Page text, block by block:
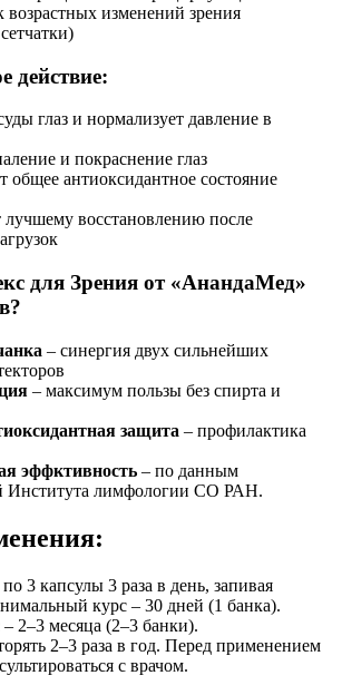
изменений зрения
действие:
глаз и нормализует давление в
и покраснение глаз
общее антиоксидантное состояние
лучшему восстановлению после
для Зрения от «АнандаМед»
– синергия двух сильнейших
– максимум пользы без спирта и
защита – профилактика
эффктивность – по данным
Института лимфологии СО РАН.
3 капсулы 3 раза в день, запивая
курс – 30 дней (1 банка).
2–3 месяца (2–3 банки).
2–3 раза в год. Перед применением
с врачом.